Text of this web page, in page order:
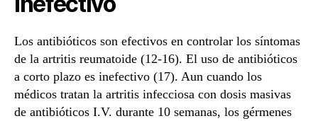
Los antibióticos son efectivos en controlar los síntomas
de la artritis reumatoide (12-16). El uso de antibióticos
a corto plazo es inefectivo (17). Aun cuando los
médicos tratan la artritis infecciosa con dosis masivas
de antibióticos I.V. durante 10 semanas, los gérmenes